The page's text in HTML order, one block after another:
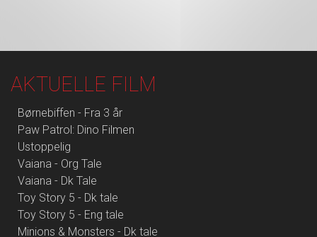
AKTUELLE FILM
Børnebiffen - Fra 3 år
Paw Patrol: Dino Filmen
Ustoppelig
Vaiana - Org Tale
Vaiana - Dk Tale
Toy Story 5 - Dk tale
Toy Story 5 - Eng tale
Minions & Monsters - Dk tale